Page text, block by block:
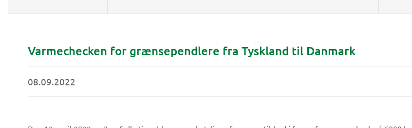
Varmechecken for grænsependlere fra Tyskland til Danmark
08.09.2022